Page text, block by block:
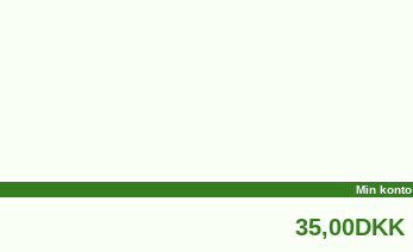
Min konto
35,00DKK